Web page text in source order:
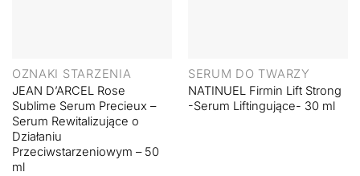
OZNAKI STARZENIA
JEAN D’ARCEL Rose
Sublime Serum Precieux –
Serum Rewitalizujące o
Działaniu
Przeciwstarzeniowym – 50
ml
SERUM DO TWARZY
NATINUEL Firmin Lift Strong
-Serum Liftingujące- 30 ml